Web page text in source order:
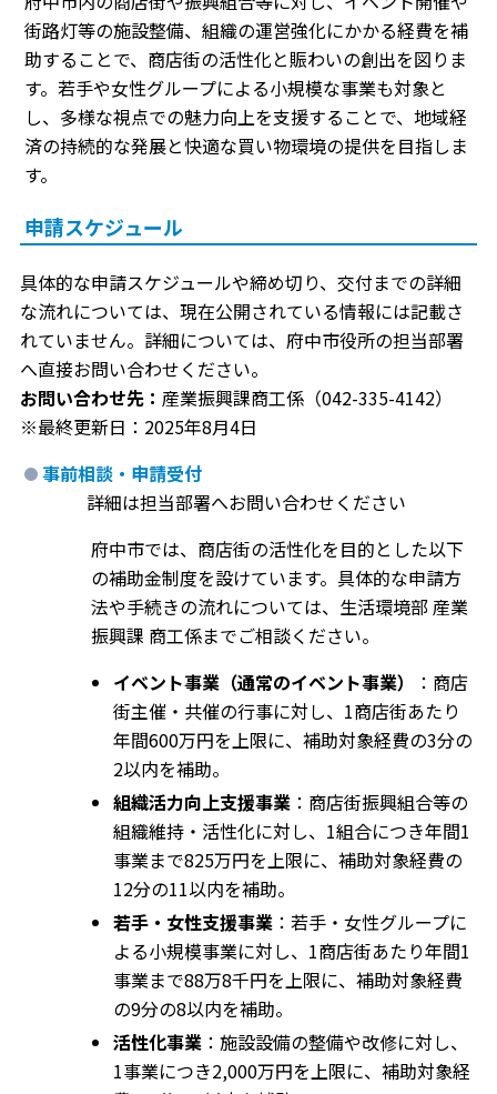
街路灯等の施設整備、組織の運営強化にかかる経費を補
助することで、商店街の活性化と賑わいの創出を図りま
す。若手や女性グループによる小規模な事業も対象と
し、多様な視点での魅力向上を支援することで、地域経
済の持続的な発展と快適な買い物環境の提供を目指しま
す。
申請スケジュール
具体的な申請スケジュールや締め切り、交付までの詳細
な流れについては、現在公開されている情報には記載さ
れていません。詳細については、府中市役所の担当部署
へ直接お問い合わせください。
お問い合わせ先： 産業振興課商工係（042-335-4142）
※最終更新日：2025年8月4日
事前相談・申請受付
詳細は担当部署へお問い合わせください
府中市では、商店街の活性化を目的とした以下
の補助金制度を設けています。具体的な申請方
法や手続きの流れについては、生活環境部 産業
振興課 商工係までご相談ください。
イベント事業（通常のイベント事業）
：商店
街主催・共催の行事に対し、1商店街あたり
年間600万円を上限に、補助対象経費の3分の
2以内を補助。
組織活力向上支援事業 ：商店街振興組合等の
組織維持・活性化に対し、1組合につき年間1
事業まで825万円を上限に、補助対象経費の
12分の11以内を補助。
若手・女性支援事業 ：若手・女性グループに
よる小規模事業に対し、1商店街あたり年間1
事業まで88万8千円を上限に、補助対象経費
の9分の8以内を補助。
活性化事業 ：施設設備の整備や改修に対し、
1事業につき2,000万円を上限に、補助対象経